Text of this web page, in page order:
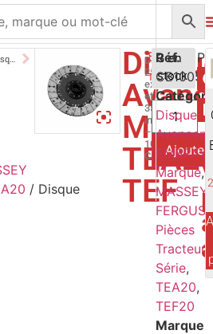
/ Disque
Disque Avancement MF TEA20
MF
TEF
Diamètre
250mm
extérieur
et
35mm
intérieur
–
10
Cannelures
84,00
TTC
3 en
stock
Ajouter
Réf.
CB1005
Disque
Marque,
MASSEY
Pièces
Tracteur
Série,
TEA20,
TEF20
Marque